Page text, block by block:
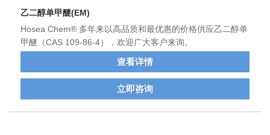
乙二醇单甲醚(EM)
Hosea Chem® 多年来以高品质和最优惠的价格供应乙二醇单
甲醚（CAS 109-86-4），欢迎广大客户来询。
查看详情
立即咨询